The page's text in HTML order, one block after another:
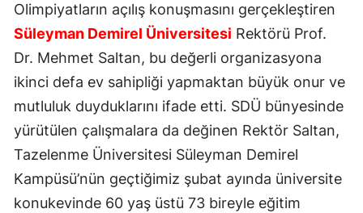
Olimpiyatların açılış konuşmasını gerçekleştiren
Süleyman Demirel Üniversitesi Rektörü Prof.
Dr. Mehmet Saltan, bu değerli organizasyona
ikinci defa ev sahipliği yapmaktan büyük onur ve
mutluluk duyduklarını ifade etti. SDÜ bünyesinde
yürütülen çalışmalara da değinen Rektör Saltan,
Tazelenme Üniversitesi Süleyman Demirel
Kampüsü’nün geçtiğimiz şubat ayında üniversite
konukevinde 60 yaş üstü 73 bireyle eğitim